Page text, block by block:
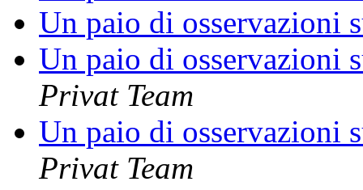
Un paio di osservazioni
Un paio di osservazioni
Privat Team
Un paio di osservazioni
Privat Team